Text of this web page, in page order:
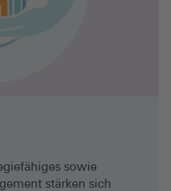
sowie
stärken sich